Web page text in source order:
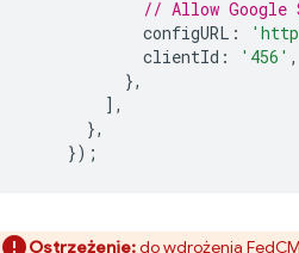
// Allow Google
configURL :
clientId : '456' ,
},
],
},
});
Ostrzeżenie:do wdrożenia